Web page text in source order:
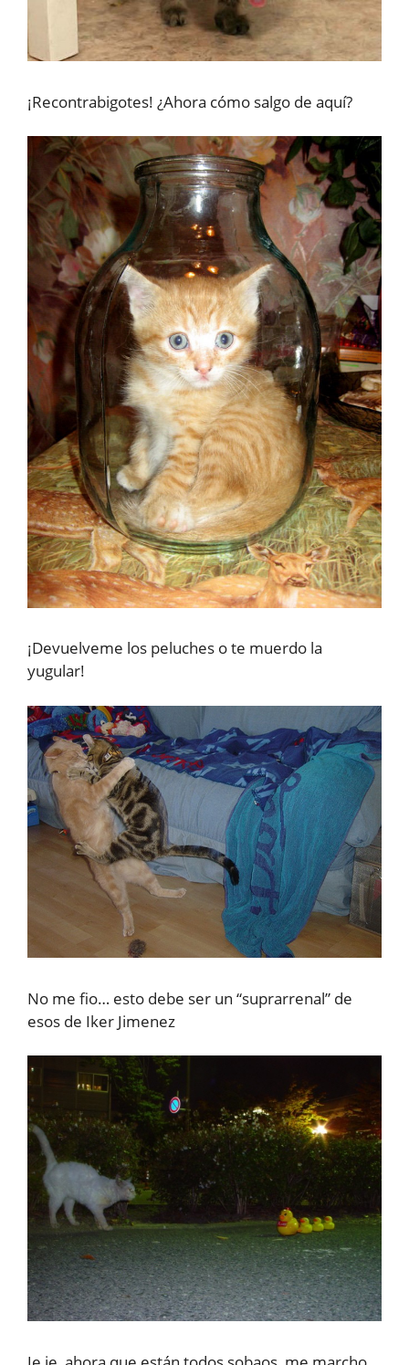
¡Recontrabigotes! ¿Ahora cómo salgo de aquí?
¡Devuelveme los peluches o te muerdo la
yugular!
No me fio… esto debe ser un “suprarrenal” de
esos de Iker Jimenez